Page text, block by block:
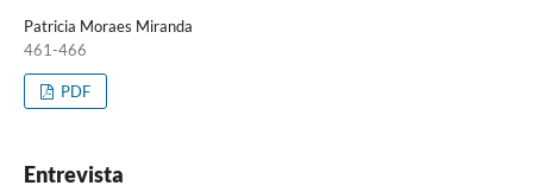
Patricia Moraes Miranda
461-466
PDF
Entrevista